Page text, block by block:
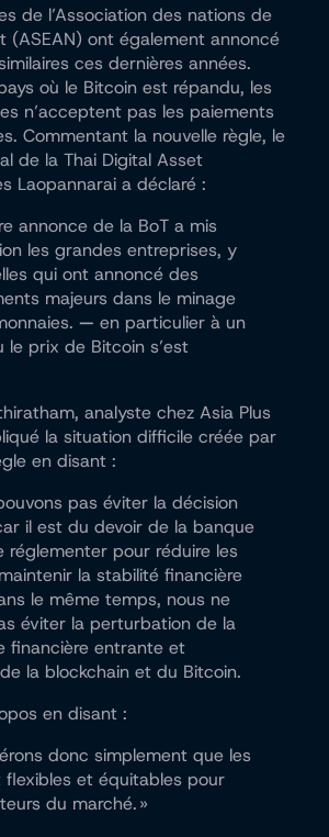
de l’Association des nations de
(ASEAN) ont également annoncé
ces dernières années.
où le Bitcoin est répandu, les
n’acceptent pas les paiements
Commentant la nouvelle règle, le
de la Thai Digital Asset
Laopannarai a déclaré :
annonce de la BoT a mis
les grandes entreprises, y
qui ont annoncé des
majeurs dans le minage
— en particulier à un
le prix de Bitcoin s’est
analyste chez Asia Plus
la situation difficile créée par
en disant :
pas éviter la décision
il est du devoir de la banque
réglementer pour réduire les
la stabilité financière
le même temps, nous ne
éviter la perturbation de la
financière entrante et
de la blockchain et du Bitcoin.
en disant :
donc simplement que les
flexibles et équitables pour
du marché. »